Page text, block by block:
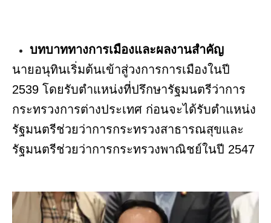
บทบาททางการเมืองและผลงานสำคัญ
นายอนุทินเริ่มต้นเข้าสู่วงการการเมืองในปี
2539 โดยรับตำแหน่งที่ปรึกษารัฐมนตรีว่าการ
กระทรวงการต่างประเทศ ก่อนจะได้รับตำแหน่ง
รัฐมนตรีช่วยว่าการกระทรวงสาธารณสุขและ
รัฐมนตรีช่วยว่าการกระทรวงพาณิชย์ในปี 2547